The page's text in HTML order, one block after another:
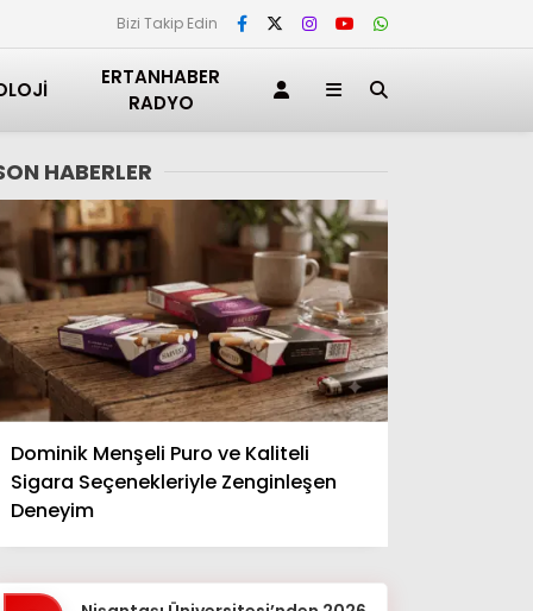
Bizi Takip Edin
ERTANHABER
RADYO
HABERLER
Dominik Menşeli Puro ve Kaliteli
Sigara Seçenekleriyle Zenginleşen
Deneyim
Adana
Adıyaman
Afyonkarahisar
Ağrı
Aksaray